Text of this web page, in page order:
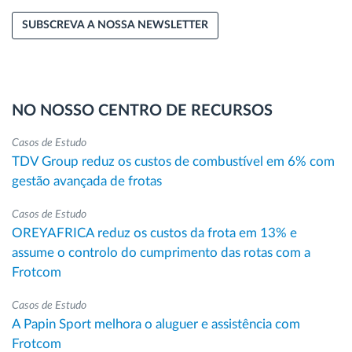
SUBSCREVA A NOSSA NEWSLETTER
NO NOSSO CENTRO DE RECURSOS
Casos de Estudo
TDV Group reduz os custos de combustível em 6% com
gestão avançada de frotas
Casos de Estudo
OREYAFRICA reduz os custos da frota em 13% e
assume o controlo do cumprimento das rotas com a
Frotcom
Casos de Estudo
A Papin Sport melhora o aluguer e assistência com
Frotcom